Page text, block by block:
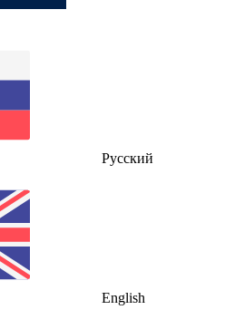
Русский
English